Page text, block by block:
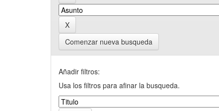
Comenzar nueva busqueda
Añadir filtros:
Usa los filtros para afinar la busqueda.